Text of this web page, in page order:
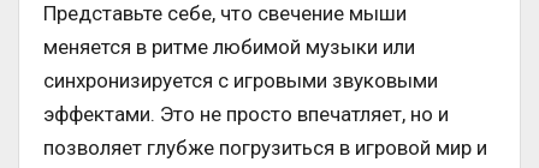
Представьте себе, что свечение мыши
меняется в ритме любимой музыки или
синхронизируется с игровыми звуковыми
эффектами. Это не просто впечатляет, но и
позволяет глубже погрузиться в игровой мир и